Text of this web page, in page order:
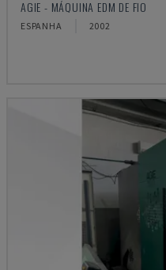
AGIE - MÁQUINA EDM DE FIO
ESPANHA 2002